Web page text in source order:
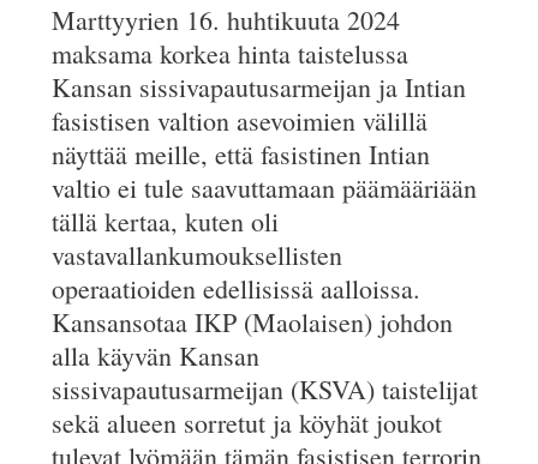
Marttyyrien 16. huhtikuuta 2024
maksama korkea hinta taistelussa
Kansan sissivapautusarmeijan ja Intian
fasistisen valtion asevoimien välillä
näyttää meille, että fasistinen Intian
valtio ei tule saavuttamaan päämääriään
tällä kertaa, kuten oli
vastavallankumouksellisten
operaatioiden edellisissä aalloissa.
Kansansotaa IKP (Maolaisen) johdon
alla käyvän Kansan
sissivapautusarmeijan (KSVA) taistelijat
sekä alueen sorretut ja köyhät joukot
tulevat lyömään tämän fasistisen terrorin